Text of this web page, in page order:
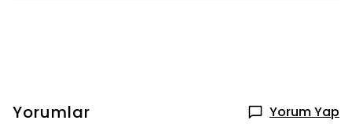
Yorumlar Yorum Yap